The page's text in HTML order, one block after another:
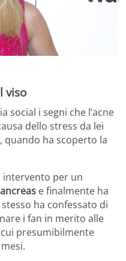
viso
social i segni che l’acne
dello stress da lei
quando ha scoperto la
intervento per un
e finalmente ha
ha confessato di
i fan in merito alle
presumibilmente